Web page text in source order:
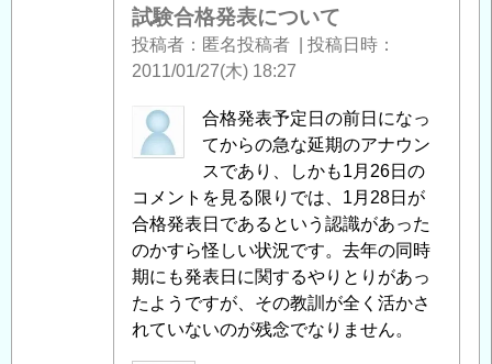
Re:2010
試験合格発表について
投稿者 匿名投稿者
投稿日時
2011/01/27(木) 18:27
匿
名
稿
者
に
よ
る
「Re:2010
合格発表予定日の前日になっ
てからの急な延期のアナウン
スであり、しかも1月26日の
コメントを見る限りでは、1月28日が
合格発表日であるという認識があった
のかすら怪しい状況です。去年の同時
期にも発表日に関するやりとりがあっ
たようですが、その教訓が全く活かさ
れていないのが残念でなりません。